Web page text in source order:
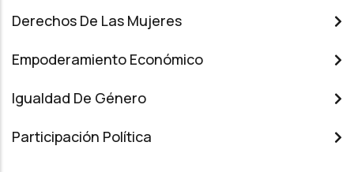
Derechos De Las Mujeres
Empoderamiento Económico
Igualdad De Género
Participación Política